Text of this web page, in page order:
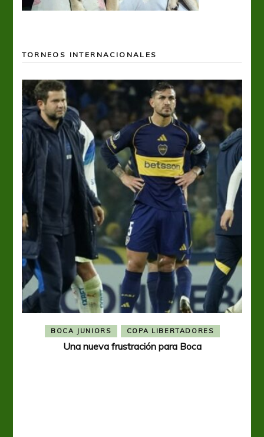
TORNEOS INTERNACIONALES
BOCA JUNIORS COPA LIBERTADORES
Una nueva frustración para Boca